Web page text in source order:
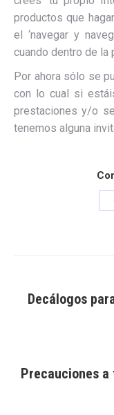
productos que
el ‘navegar y
cuando dentro de la
Por ahora sólo se
con lo cual si
prestaciones y/o
tenemos alguna
entre
Decálogos
Precauciones